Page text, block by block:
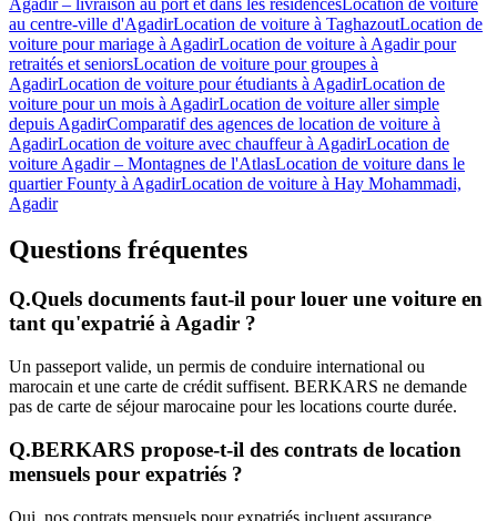
au centre-ville d'AgadirLocation de voiture à TaghazoutLocation de
voiture pour mariage à AgadirLocation de voiture à Agadir pour
retraités et seniorsLocation de voiture pour groupes à
AgadirLocation de voiture pour étudiants à AgadirLocation de
voiture pour un mois à AgadirLocation de voiture aller simple
depuis AgadirComparatif des agences de location de voiture à
AgadirLocation de voiture avec chauffeur à AgadirLocation de
voiture Agadir – Montagnes de l'AtlasLocation de voiture dans le
quartier Founty à AgadirLocation de voiture à Hay Mohammadi,
Agadir
Questions fréquentes
Q.Quels documents faut-il pour louer une voiture en
tant qu'expatrié à Agadir ?
Un passeport valide, un permis de conduire international ou
marocain et une carte de crédit suffisent. BERKARS ne demande
pas de carte de séjour marocaine pour les locations courte durée.
Q.BERKARS propose-t-il des contrats de location
mensuels pour expatriés ?
Oui, nos contrats mensuels pour expatriés incluent assurance,